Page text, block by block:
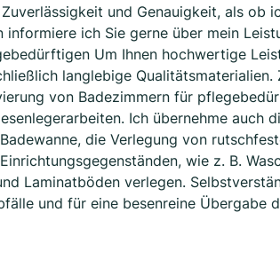
und Genauigkeit, als ob
informiere ich Sie gerne über mein
Um Ihnen hochwertige
langlebige
von Badezimmern für
Ich übernehme auch
die Verlegung von
wie z. B.
Laminatböden verlegen.
und für eine besenreine Übergabe